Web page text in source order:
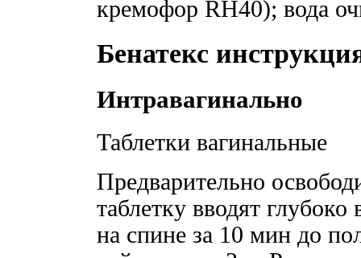
кремофор RH40); вода
Бенатекс
Интравагинально
Таблетки вагинальные
Предварительно
таблетку вводят
на спине за 10 мин до